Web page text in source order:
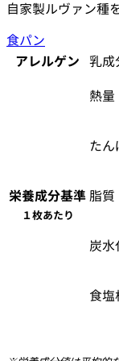
自家製ルヴァン種
食パン
アレルゲン 乳成
栄養成分基準
１枚あたり
熱量
たん
脂質
炭水
食塩